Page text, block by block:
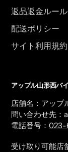
返品返金ルール
配送ポリシー
サイト利用規約
アップル山形西バ
店舗名：アップ
問い合わせ先
電話番号： 023-
受け取り可能店